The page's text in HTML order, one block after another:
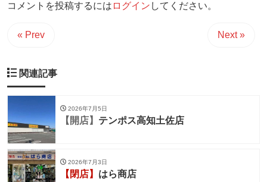
コメントを投稿するには ログイン してください。
« Prev Next »
関連記事
2026年7月5日
【開店】 テンポス高知土佐店
2026年7月3日
【閉店】 はら商店